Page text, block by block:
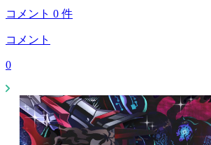
コメント 0 件
コメント
0